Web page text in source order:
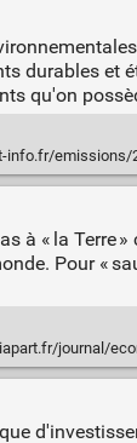
durables et
qu'on
2022/comment-shabiller-
à « la Terre »
Pour «
economie-et-social/